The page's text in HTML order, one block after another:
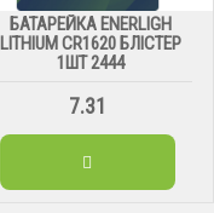
БАТАРЕЙКА ENERLIGH
LITHIUM CR1620 БЛІСТЕР
1ШТ 2444
7.31